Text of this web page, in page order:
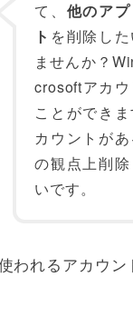
て、 他のア
ト を削除し
ませんか？
crosoftアカ
ことができ
カウントが
の観点上削
いです。
われるアカウ